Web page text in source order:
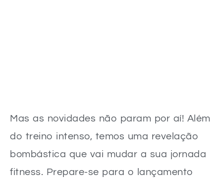
Mas as novidades não param por aí! Além
do treino intenso, temos uma revelação
bombástica que vai mudar a sua jornada
fitness. Prepare-se para o lançamento